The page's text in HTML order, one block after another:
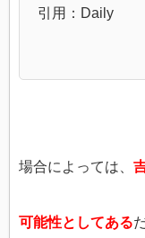
引用：Daily
場合によっては、
可能性としてある